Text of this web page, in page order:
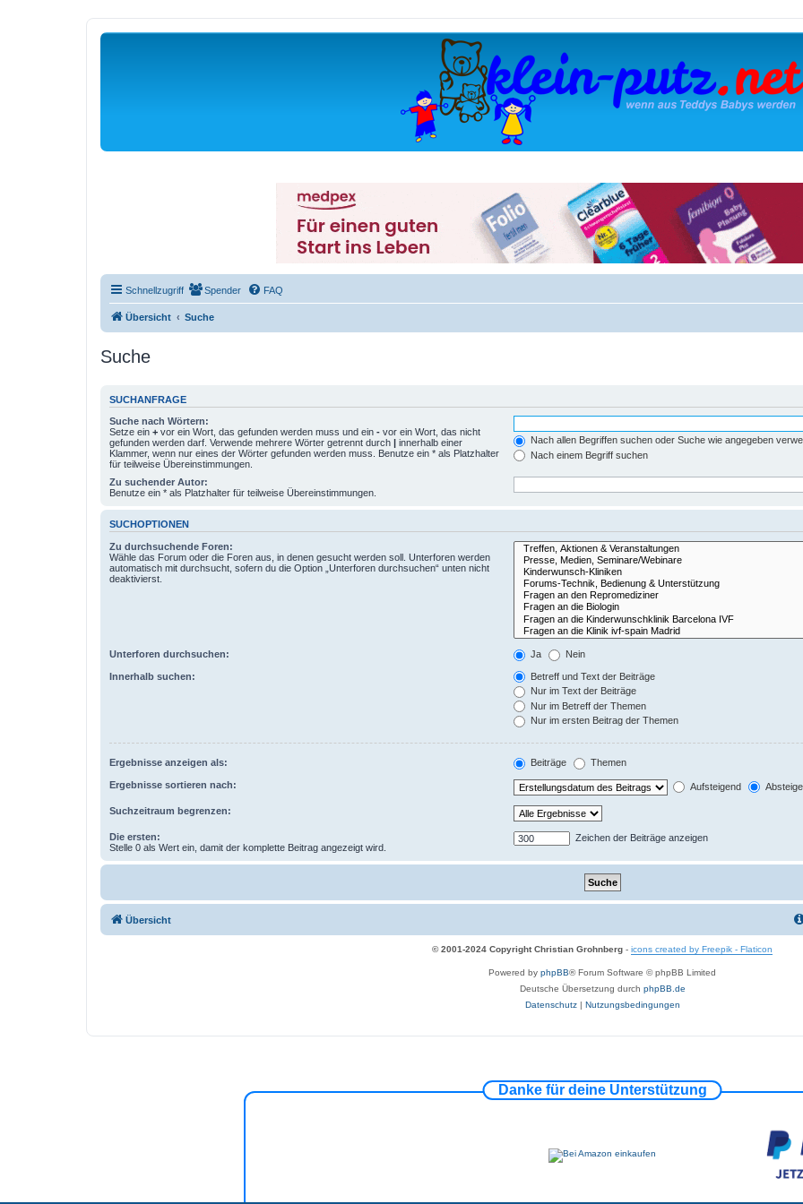
Schnellzugriff Spender FAQ
Übersicht Suche
Suche
SUCHANFRAGE
Suche nach Wörtern:
Setze ein + vor ein Wort, das gefunden werden muss und ein - vor ein Wort, das nicht
gefunden werden darf. Verwende mehrere Wörter getrennt durch | innerhalb einer
Klammer, wenn nur eines der Wörter gefunden werden muss. Benutze ein * als Platzhalter
für teilweise Übereinstimmungen.
Nach allen Begriffen suchen oder Suche wie angegeben
Nach einem Begriff suchen
Zu suchender Autor:
Benutze ein * als Platzhalter für teilweise Übereinstimmungen.
SUCHOPTIONEN
Zu durchsuchende Foren:
Wähle das Forum oder die Foren aus, in denen gesucht werden soll. Unterforen werden
automatisch mit durchsucht, sofern du die Option „Unterforen durchsuchen“ unten nicht
deaktivierst.
Unterforen durchsuchen: Ja Nein
Innerhalb suchen:
Betreff und Text der Beiträge
Nur im Text der Beiträge
Nur im Betreff der Themen
Nur im ersten Beitrag der Themen
Ergebnisse anzeigen als: Beiträge Themen
Ergebnisse sortieren nach: Aufsteigend
Suchzeitraum begrenzen:
Die ersten:
Stelle 0 als Wert ein, damit der komplette Beitrag angezeigt wird.
Zeichen der Beiträge anzeigen
Übersicht
© 2001-2024 Copyright Christian Grohnberg - icons created by Freepik - Flaticon
Powered by phpBB® Forum Software © phpBB Limited
Deutsche Übersetzung durch phpBB.de
Datenschutz| Nutzungsbedingungen
Danke für deine Unterstützung